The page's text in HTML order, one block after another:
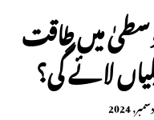
میں طاقت
لائے گی؟